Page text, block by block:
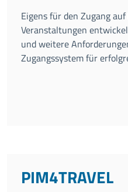
Eigens für den Zugang
Veranstaltungen
und weitere
Zugangssystem für
PIM4TRAVEL